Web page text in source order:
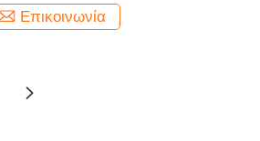
Επικοινωνία